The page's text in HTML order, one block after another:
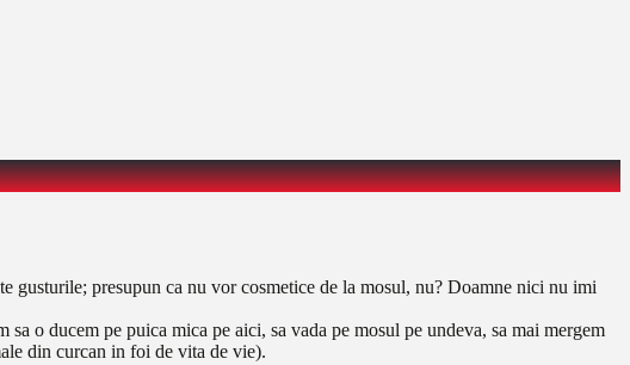
gusturile; presupun ca nu vor cosmetice de la mosul, nu? Doamne nici nu imi
o ducem pe puica mica pe aici, sa vada pe mosul pe undeva, sa mai mergem
din curcan in foi de vita de vie).